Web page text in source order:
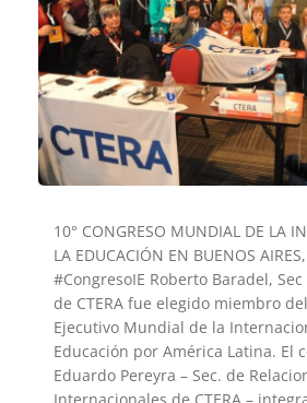
10° CONGRESO MUNDIAL DE LA
LA EDUCACIÓN EN BUENOS
#CongresoIE Roberto Baradel,
de CTERA fue elegido miembro
Ejecutivo Mundial de la
Educación por América Latina. El
Eduardo Pereyra – Sec. de